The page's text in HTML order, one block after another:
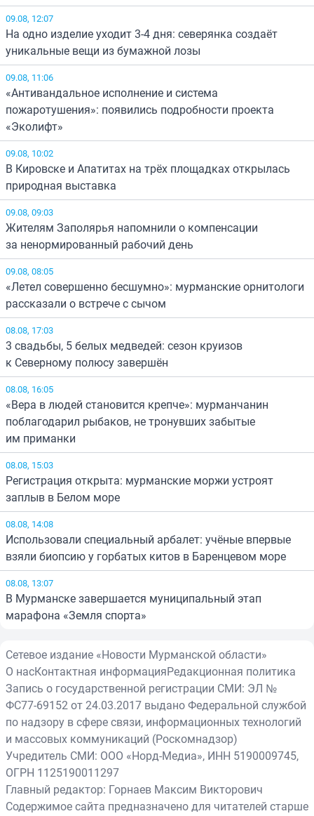
09.08, 12:07
На одно изделие уходит 3-4 дня: северянка создаёт
уникальные вещи из бумажной лозы
09.08, 11:06
«Антивандальное исполнение и система
пожаротушения»: появились подробности проекта
«Эколифт»
09.08, 10:02
В Кировске и Апатитах на трёх площадках открылась
природная выставка
09.08, 09:03
Жителям Заполярья напомнили о компенсации
за ненормированный рабочий день
09.08, 08:05
«Летел совершенно бесшумно»: мурманские орнитологи
рассказали о встрече с сычом
08.08, 17:03
3 свадьбы, 5 белых медведей: сезон круизов
к Северному полюсу завершён
08.08, 16:05
«Вера в людей становится крепче»: мурманчанин
поблагодарил рыбаков, не тронувших забытые
им приманки
08.08, 15:03
Регистрация открыта: мурманские моржи устроят
заплыв в Белом море
08.08, 14:08
Использовали специальный арбалет: учёные впервые
взяли биопсию у горбатых китов в Баренцевом море
08.08, 13:07
В Мурманске завершается муниципальный этап
марафона «Земля спорта»
Сетевое издание «Новости Мурманской области»
О насКонтактная информацияРедакционная политика
Запись о государственной регистрации СМИ: ЭЛ №
ФС77-69152 от 24.03.2017 выдано Федеральной службой
по надзору в сфере связи, информационных технологий
и массовых коммуникаций (Роскомнадзор)
Учредитель СМИ: ООО «Норд-Медиа», ИНН 5190009745,
ОГРН 1125190011297
Главный редактор: Горнаев Максим Викторович
Содержимое сайта предназначено для читателей старше